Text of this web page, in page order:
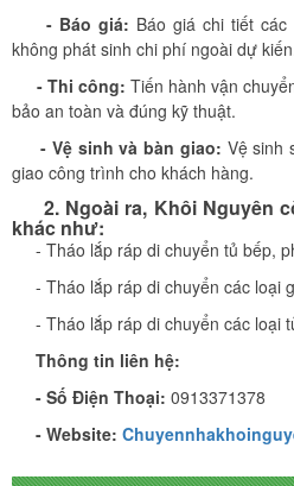
- Báo giá: Báo giá chi tiết
không phát sinh chi phí ngoài dự
- Thi công: Tiến hành vận
bảo an toàn và đúng kỹ thuật.
- Vệ sinh và bàn giao: Vệ sinh
giao công trình cho khách hàng.
2. Ngoài ra, Khôi Nguyên​
khác như:
- Tháo lắp ráp di chuyển tủ bếp,
- Tháo lắp ráp di chuyển các loại
- Tháo lắp ráp di chuyển các loại
Thông tin liên hệ:
- Số Điện Thoại: 0913371378
- Website:
Vừa qua tôi có chuyển văn
Hòa. Ban đầu tôi cũng đắn
nhưng cuối cùng tôi quyết
Nguyên. Tôi thật sự hài lòng.